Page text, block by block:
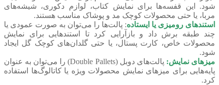
شود. این قفسه‌ها برای نمایش کتاب، لوازم دکوری، شیشه‌های
مربا، یا حتی محصولات کوچک مد و پوشاک مناسب هستند.
استندهای رومیزی یا ایستاده: پالت‌ها را می‌توان به صورت عمودی یا
چند طبقه برش داد و بازآرایی کرد تا استندهایی برای نمایش
محصولات خاص، کارت پستال، یا حتی گلدان‌های کوچک گل ایجاد
شود.
میزهای نمایش:
پالت‌های دوبل (Double Pallets) را می‌توان به عنوان
پایه‌هایی برای میزهای نمایش محصولات ویژه یا کاتالوگ‌ها استفاده
کرد.